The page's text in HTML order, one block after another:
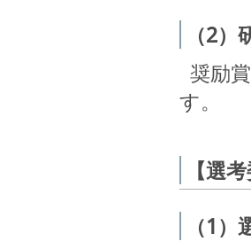
（2
奨励
す。
【選
（1